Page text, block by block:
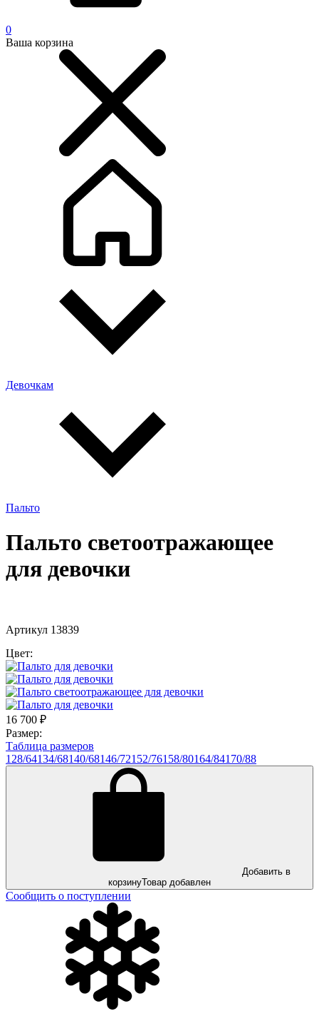
0
Ваша корзина
Девочкам
Пальто
Пальто светоотражающее
для девочки
Артикул 13839
Цвет:
16 700 ₽
Размер:
Таблица размеров
128/64134/68140/68146/72152/76158/80164/84170/88
Добавить в
корзинуТовар добавлен
Сообщить о поступлении